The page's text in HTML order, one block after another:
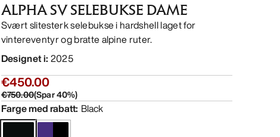
ALPHA SV SELEBUKSE DAME
Svært slitesterk selebukse i hardshell laget for
vintereventyr og bratte alpine ruter.
Designet i: 2025
€450.00
€750.00(Spar40%)
Farge med rabatt: Black